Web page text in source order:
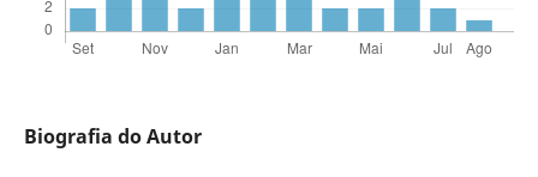
Biografia do Autor